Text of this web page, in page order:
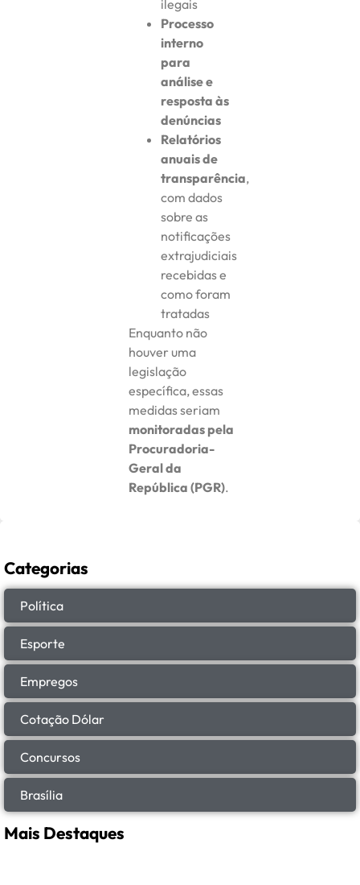
ilegais
Processo
interno
para
análise e
resposta às
denúncias
Relatórios
anuais de
transparência,
com dados
sobre as
notificações
extrajudiciais
recebidas e
como foram
tratadas
Enquanto não
houver uma
legislação
específica, essas
medidas seriam
monitoradas pela
Procuradoria-
Geral da
República (PGR).
Categorias
Política
Esporte
Empregos
Cotação Dólar
Concursos
Brasília
Mais Destaques